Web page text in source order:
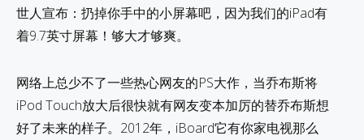
世人宣布：扔掉你手中的小屏幕吧，因为我们的iPad有
着9.7英寸屏幕！够大才够爽。
网络上总少不了一些热心网友的PS大作，当乔布斯将
iPod Touch放大后很快就有网友变本加厉的替乔布斯想
好了未来的样子。2012年，iBoard它有你家电视那么